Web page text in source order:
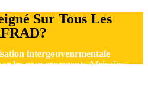
Sur Tous Les
intergouvenrmentale
les gouvernements Africains